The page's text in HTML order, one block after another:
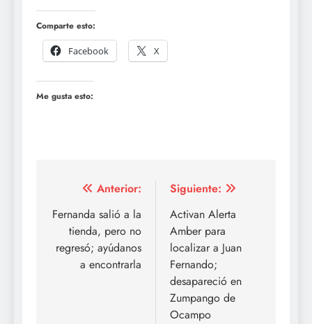
Comparte esto:
Facebook
X
Me gusta esto:
Navegación
de
entradas
Anterior:
Fernanda salió a la
tienda, pero no
regresó; ayúdanos
a encontrarla
Siguiente:
Activan Alerta
Amber para
localizar a Juan
Fernando;
desapareció en
Zumpango de
Ocampo